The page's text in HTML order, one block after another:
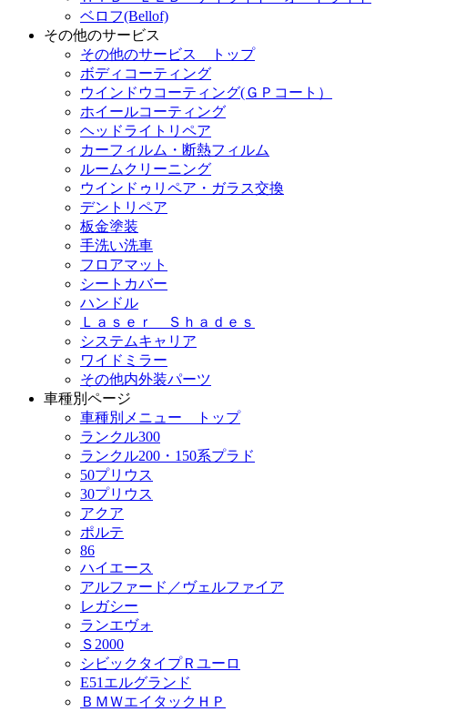
ベロフ(Bellof)
その他のサービス
その他のサービス トップ
ボディコーティング
ウインドウコーティング(ＧＰコート）
ホイールコーティング
ヘッドライトリペア
カーフィルム・断熱フィルム
ルームクリーニング
ウインドゥリペア・ガラス交換
デントリペア
板金塗装
手洗い洗車
フロアマット
シートカバー
ハンドル
Ｌａｓｅｒ Ｓｈａｄｅｓ
システムキャリア
ワイドミラー
その他内外装パーツ
車種別ページ
車種別メニュー トップ
ランクル300
ランクル200・150系プラド
50プリウス
30プリウス
アクア
ポルテ
86
ハイエース
アルファード／ヴェルファイア
レガシー
ランエヴォ
Ｓ2000
シビックタイプＲユーロ
E51エルグランド
ＢＭＷエイタックＨＰ